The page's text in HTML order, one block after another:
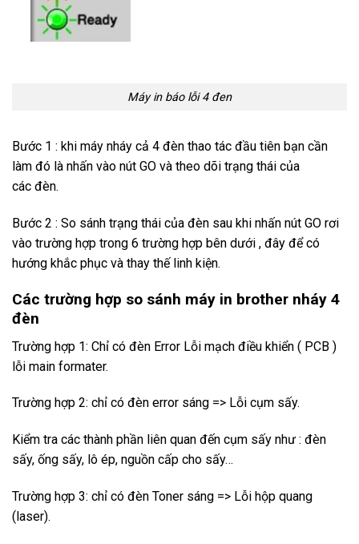
Máy in báo lỗi 4 đen
Bước 1 : khi máy nháy cả 4 đèn thao tác đầu tiên bạn cần
làm đó là nhấn vào nút GO và theo dõi trạng thái của
các đèn.
Bước 2 : So sánh trạng thái của đèn sau khi nhấn nút GO rơi
vào trường hợp trong 6 trường hợp bên dưới , đây để có
hướng khắc phục và thay thế linh kiện.
Các trường hợp so sánh máy in brother nháy 4
đèn
Trường hợp 1: Chỉ có đèn Error Lỗi mạch điều khiển ( PCB )
lỗi main formater.
Trường hợp 2: chỉ có đèn error sáng => Lỗi cụm sấy.
Kiểm tra các thành phần liên quan đến cụm sấy như : đèn
sấy, ống sấy, lô ép, nguồn cấp cho sấy…
Trường hợp 3: chỉ có đèn Toner sáng => Lỗi hộp quang
(laser).